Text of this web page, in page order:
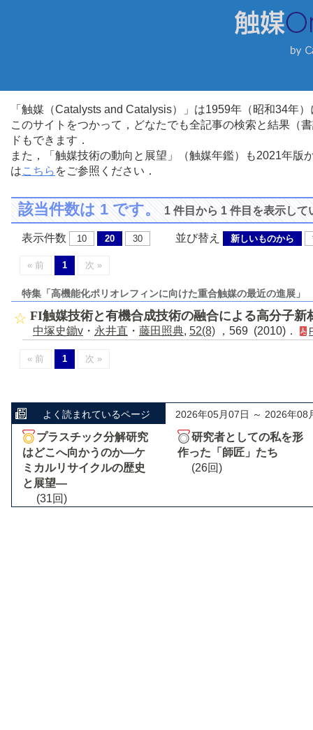
「触媒（Catalysts and Catalysis）」は1959年（昭和34年
このサイトをつかって，どなたでも全記事の検索と結果（
ドもできます．
また，「触媒技術の動向と展望」（触媒年鑑）も2021年
はこちら をご参照ください．
該当件数は 1 です。1 件目から 1 件目を表示して
表示件数 10 20 30 並び替え 新しいものから
« 前 1 次 »
特集「高機能化ポリオレフィンに向けた重合触媒の最近の進展」
FI触媒技術と有機合成技術の融合による高分子新
中塚史鋤v ・ 永井直 ・ 藤田照典, 52(8) ，569 (2010)．
« 前 1 次 »
よく読まれているページ 2026年05月07日 ～ 2026年08
プラスチック分解研究
はどこへ向かうのか―ケ
ミカルリサイクルの歴史
と展望―
(31回)
研究者としての私を形
作った「師匠」たち
(26回)